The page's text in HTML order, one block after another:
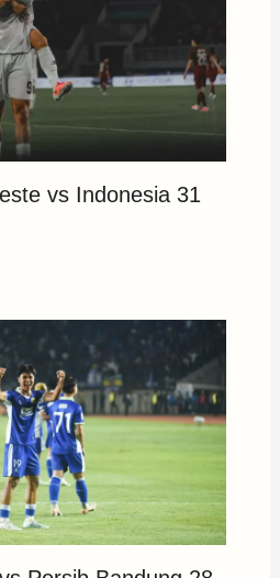
vs Indonesia 31